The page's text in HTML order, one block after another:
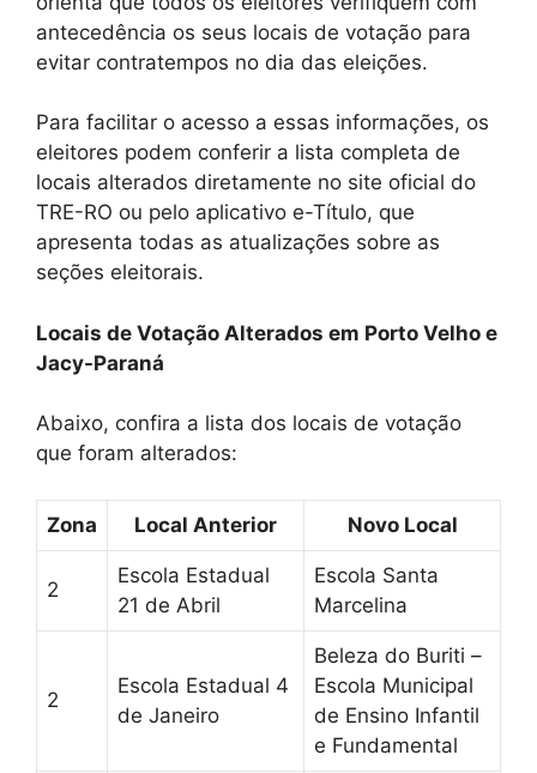
antecedência os seus locais de votação para
evitar contratempos no dia das eleições.
Para facilitar o acesso a essas informações, os
eleitores podem conferir a lista completa de
locais alterados diretamente no site oficial do
TRE-RO ou pelo aplicativo e-Título, que
apresenta todas as atualizações sobre as
seções eleitorais.
Locais de Votação Alterados em Porto Velho e
Jacy-Paraná
Abaixo, confira a lista dos locais de votação
que foram alterados:
Zona Local Anterior Novo Local
2
Escola Estadual
21 de Abril
Escola Santa
Marcelina
2
Escola Estadual 4
de Janeiro
Beleza do Buriti –
Escola Municipal
de Ensino Infantil
e Fundamental